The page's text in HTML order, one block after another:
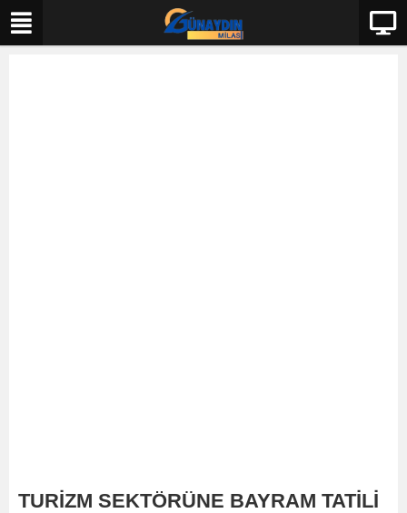
TURİZM SEKTÖRÜNE BAYRAM TATİLİ